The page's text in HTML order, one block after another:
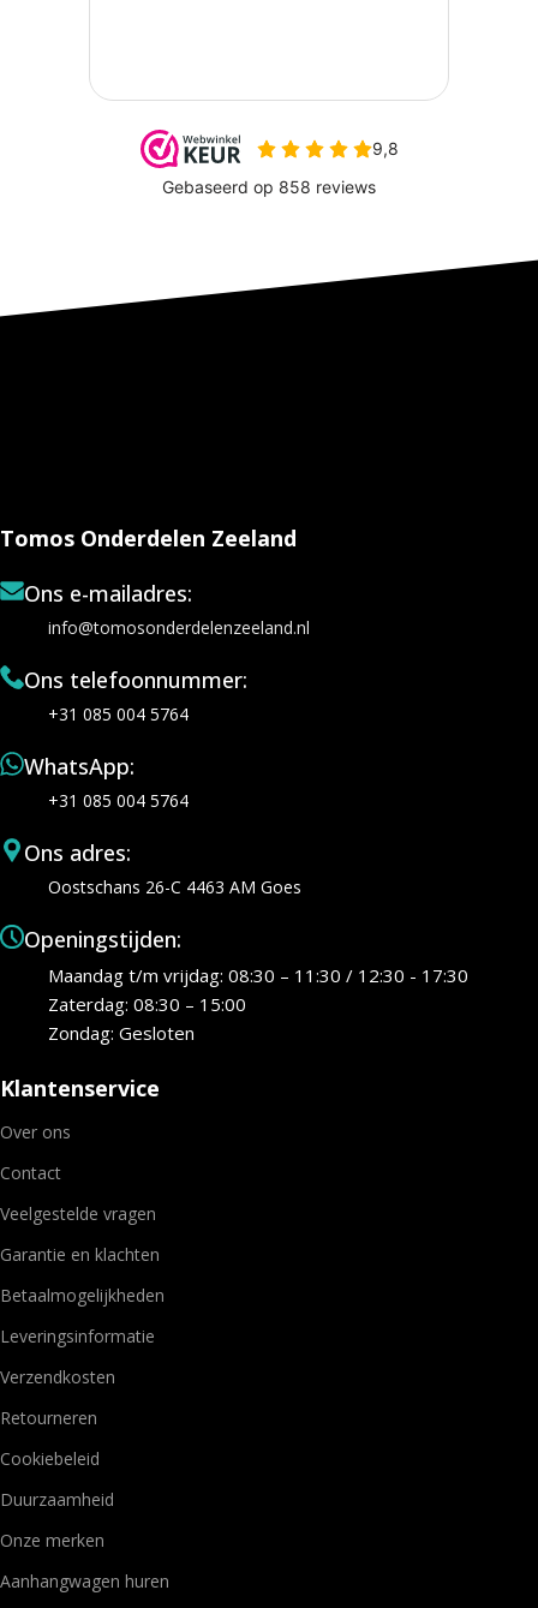
Tomos Onderdelen Zeeland
Ons e-mailadres:
info@tomosonderdelenzeeland.nl
Ons telefoonnummer:
+31 085 004 5764
WhatsApp:
+31 085 004 5764
Ons adres:
Oostschans 26-C 4463 AM Goes
Openingstijden:
Maandag t/m vrijdag: 08:30 – 11:30 / 12:30 - 17:30
Zaterdag: 08:30 – 15:00
Zondag: Gesloten
Klantenservice
Over ons
Contact
Veelgestelde vragen
Garantie en klachten
Betaalmogelijkheden
Leveringsinformatie
Verzendkosten
Retourneren
Cookiebeleid
Duurzaamheid
Onze merken
Aanhangwagen huren